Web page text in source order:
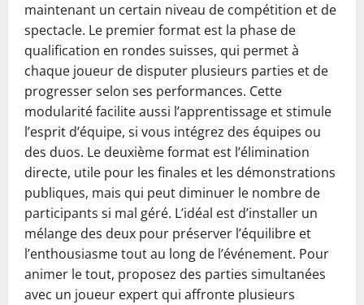
maintenant un certain niveau de compétition et de
spectacle. Le premier format est la phase de
qualification en rondes suisses, qui permet à
chaque joueur de disputer plusieurs parties et de
progresser selon ses performances. Cette
modularité facilite aussi l’apprentissage et stimule
l’esprit d’équipe, si vous intégrez des équipes ou
des duos. Le deuxième format est l’élimination
directe, utile pour les finales et les démonstrations
publiques, mais qui peut diminuer le nombre de
participants si mal géré. L’idéal est d’installer un
mélange des deux pour préserver l’équilibre et
l’enthousiasme tout au long de l’événement. Pour
animer le tout, proposez des parties simultanées
avec un joueur expert qui affronte plusieurs